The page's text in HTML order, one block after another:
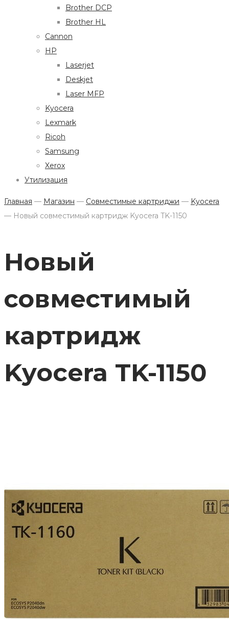
Brother DCP
Brother HL
Cannon
HP
Laserjet
Deskjet
Laser MFP
Kyocera
Lexmark
Ricoh
Samsung
Xerox
Утилизация
Главная — Магазин — Совместимые картриджи — Kyocera
— Новый совместимый картридж Kyocera TK-1150
Новый
совместимый
картридж
Kyocera TK-1150